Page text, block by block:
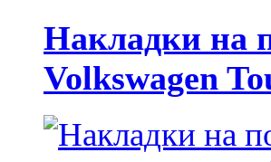
Накладки на
Volkswagen